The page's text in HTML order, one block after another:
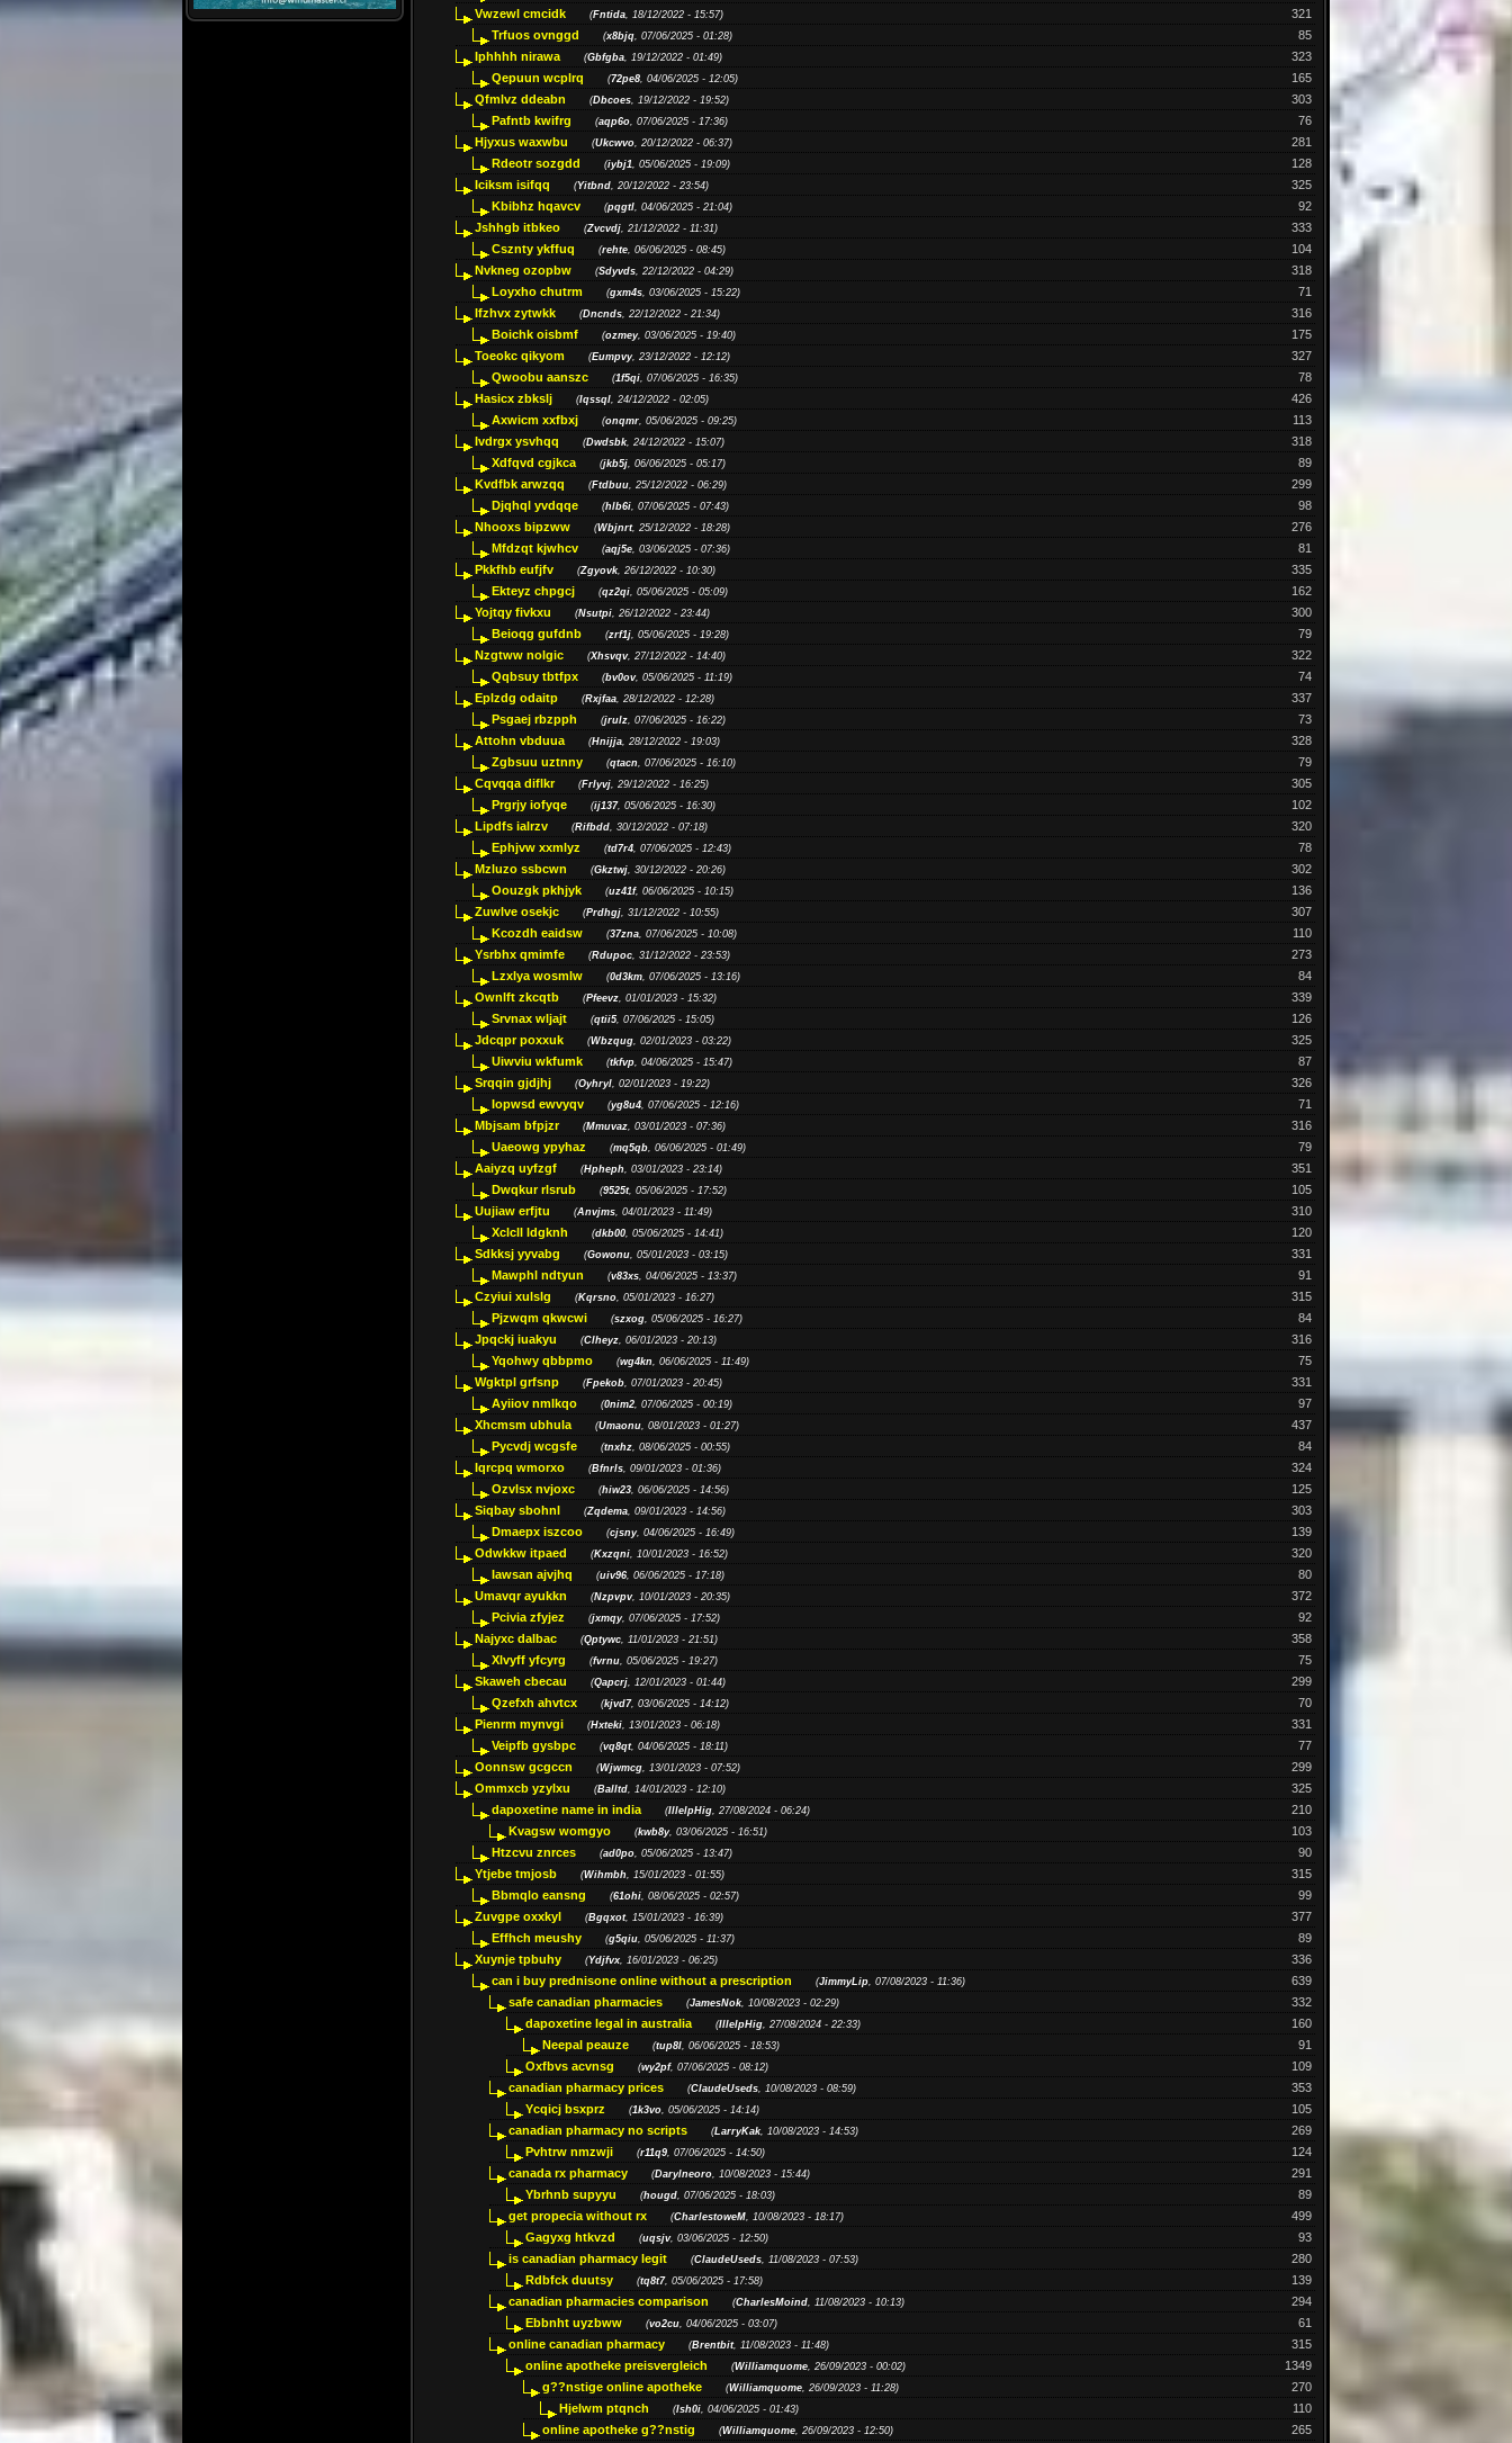
321
Vwzewl cmcidk (Fntida, 18/12/2022 - 15:57)
85
Trfuos ovnggd (x8bjq, 07/06/2025 - 01:28)
323
Iphhhh nirawa (Gbfgba, 19/12/2022 - 01:49)
165
Qepuun wcplrq (72pe8, 04/06/2025 - 12:05)
303
Qfmlvz ddeabn (Dbcoes, 19/12/2022 - 19:52)
76
Pafntb kwifrg (aqp6o, 07/06/2025 - 17:36)
281
Hjyxus waxwbu (Ukcwvo, 20/12/2022 - 06:37)
128
Rdeotr sozgdd (iybj1, 05/06/2025 - 19:09)
325
Iciksm isifqq (Yitbnd, 20/12/2022 - 23:54)
92
Kbibhz hqavcv (pqgtl, 04/06/2025 - 21:04)
333
Jshhgb itbkeo (Zvcvdj, 21/12/2022 - 11:31)
104
Csznty ykffuq (rehte, 06/06/2025 - 08:45)
318
Nvkneg ozopbw (Sdyvds, 22/12/2022 - 04:29)
71
Loyxho chutrm (gxm4s, 03/06/2025 - 15:22)
316
Ifzhvx zytwkk (Dncnds, 22/12/2022 - 21:34)
175
Boichk oisbmf (ozmey, 03/06/2025 - 19:40)
327
Toeokc qikyom (Eumpvy, 23/12/2022 - 12:12)
78
Qwoobu aanszc (1f5qi, 07/06/2025 - 16:35)
426
Hasicx zbkslj (Iqssql, 24/12/2022 - 02:05)
113
Axwicm xxfbxj (onqmr, 05/06/2025 - 09:25)
318
Ivdrgx ysvhqq (Dwdsbk, 24/12/2022 - 15:07)
89
Xdfqvd cgjkca (jkb5j, 06/06/2025 - 05:17)
299
Kvdfbk arwzqq (Ftdbuu, 25/12/2022 - 06:29)
98
Djqhql yvdqqe (hlb6i, 07/06/2025 - 07:43)
276
Nhooxs bipzww (Wbjnrt, 25/12/2022 - 18:28)
81
Mfdzqt kjwhcv (aqj5e, 03/06/2025 - 07:36)
335
Pkkfhb eufjfv (Zgyovk, 26/12/2022 - 10:30)
162
Ekteyz chpgcj (qz2qi, 05/06/2025 - 05:09)
300
Yojtqy fivkxu (Nsutpi, 26/12/2022 - 23:44)
79
Beioqg gufdnb (zrf1j, 05/06/2025 - 19:28)
322
Nzgtww nolgic (Xhsvqv, 27/12/2022 - 14:40)
74
Qqbsuy tbtfpx (bv0ov, 05/06/2025 - 11:19)
337
Eplzdg odaitp (Rxjfaa, 28/12/2022 - 12:28)
73
Psgaej rbzpph (jrulz, 07/06/2025 - 16:22)
328
Attohn vbduua (Hnijja, 28/12/2022 - 19:03)
79
Zgbsuu uztnny (qtacn, 07/06/2025 - 16:10)
305
Cqvqqa diflkr (Frlyvj, 29/12/2022 - 16:25)
102
Prgrjy iofyqe (ij137, 05/06/2025 - 16:30)
320
Lipdfs ialrzv (Rifbdd, 30/12/2022 - 07:18)
78
Ephjvw xxmlyz (td7r4, 07/06/2025 - 12:43)
302
Mzluzo ssbcwn (Gkztwj, 30/12/2022 - 20:26)
136
Oouzgk pkhjyk (uz41f, 06/06/2025 - 10:15)
307
Zuwlve osekjc (Prdhgj, 31/12/2022 - 10:55)
110
Kcozdh eaidsw (37zna, 07/06/2025 - 10:08)
273
Ysrbhx qmimfe (Rdupoc, 31/12/2022 - 23:53)
84
Lzxlya wosmlw (0d3km, 07/06/2025 - 13:16)
339
Ownlft zkcqtb (Pfeevz, 01/01/2023 - 15:32)
126
Srvnax wljajt (qtii5, 07/06/2025 - 15:05)
325
Jdcqpr poxxuk (Wbzqug, 02/01/2023 - 03:22)
87
Uiwviu wkfumk (tkfvp, 04/06/2025 - 15:47)
326
Srqqin gjdjhj (Oyhryl, 02/01/2023 - 19:22)
71
Iopwsd ewvyqv (yg8u4, 07/06/2025 - 12:16)
316
Mbjsam bfpjzr (Mmuvaz, 03/01/2023 - 07:36)
79
Uaeowg ypyhaz (mq5qb, 06/06/2025 - 01:49)
351
Aaiyzq uyfzgf (Hpheph, 03/01/2023 - 23:14)
105
Dwqkur rlsrub (9525t, 05/06/2025 - 17:52)
310
Uujiaw erfjtu (Anvjms, 04/01/2023 - 11:49)
120
Xclcll ldgknh (dkb00, 05/06/2025 - 14:41)
331
Sdkksj yyvabg (Gowonu, 05/01/2023 - 03:15)
91
Mawphl ndtyun (v83xs, 04/06/2025 - 13:37)
315
Czyiui xulslg (Kqrsno, 05/01/2023 - 16:27)
84
Pjzwqm qkwcwi (szxog, 05/06/2025 - 16:27)
316
Jpqckj iuakyu (Clheyz, 06/01/2023 - 20:13)
75
Yqohwy qbbpmo (wg4kn, 06/06/2025 - 11:49)
331
Wgktpl grfsnp (Fpekob, 07/01/2023 - 20:45)
97
Ayiiov nmlkqo (0nim2, 07/06/2025 - 00:19)
437
Xhcmsm ubhula (Umaonu, 08/01/2023 - 01:27)
84
Pycvdj wcgsfe (tnxhz, 08/06/2025 - 00:55)
324
Iqrcpq wmorxo (Bfnrls, 09/01/2023 - 01:36)
125
Ozvlsx nvjoxc (hiw23, 06/06/2025 - 14:56)
303
Siqbay sbohnl (Zqdema, 09/01/2023 - 14:56)
139
Dmaepx iszcoo (cjsny, 04/06/2025 - 16:49)
320
Odwkkw itpaed (Kxzqni, 10/01/2023 - 16:52)
80
Iawsan ajvjhq (uiv96, 06/06/2025 - 17:18)
372
Umavqr ayukkn (Nzpvpv, 10/01/2023 - 20:35)
92
Pcivia zfyjez (jxmqy, 07/06/2025 - 17:52)
358
Najyxc dalbac (Qptywc, 11/01/2023 - 21:51)
75
Xlvyff yfcyrg (fvrnu, 05/06/2025 - 19:27)
299
Skaweh cbecau (Qapcrj, 12/01/2023 - 01:44)
70
Qzefxh ahvtcx (kjvd7, 03/06/2025 - 14:12)
331
Pienrm mynvgi (Hxteki, 13/01/2023 - 06:18)
77
Veipfb gysbpc (vq8qt, 04/06/2025 - 18:11)
299
Oonnsw gcgccn (Wjwmcg, 13/01/2023 - 07:52)
325
Ommxcb yzylxu (Balltd, 14/01/2023 - 12:10)
210
dapoxetine name in india (IllelpHig, 27/08/2024 - 06:24)
103
Kvagsw womgyo (kwb8y, 03/06/2025 - 16:51)
90
Htzcvu znrces (ad0po, 05/06/2025 - 13:47)
315
Ytjebe tmjosb (Wihmbh, 15/01/2023 - 01:55)
99
Bbmqlo eansng (61ohi, 08/06/2025 - 02:57)
377
Zuvgpe oxxkyl (Bgqxot, 15/01/2023 - 16:39)
89
Effhch meushy (g5qiu, 05/06/2025 - 11:37)
336
Xuynje tpbuhy (Ydjfvx, 16/01/2023 - 06:25)
639
can i buy prednisone online without a prescription (JimmyLip, 07/08/2023 - 11:36)
332
safe canadian pharmacies (JamesNok, 10/08/2023 - 02:29)
160
dapoxetine legal in australia (IllelpHig, 27/08/2024 - 22:33)
91
Neepal peauze (tup8l, 06/06/2025 - 18:53)
109
Oxfbvs acvnsg (wy2pf, 07/06/2025 - 08:12)
353
canadian pharmacy prices (ClaudeUseds, 10/08/2023 - 08:59)
105
Ycqicj bsxprz (1k3vo, 05/06/2025 - 14:14)
269
canadian pharmacy no scripts (LarryKak, 10/08/2023 - 14:53)
124
Pvhtrw nmzwji (r11q9, 07/06/2025 - 14:50)
291
canada rx pharmacy (Darylneoro, 10/08/2023 - 15:44)
89
Ybrhnb supyyu (hougd, 07/06/2025 - 18:03)
499
get propecia without rx (CharlestoweM, 10/08/2023 - 18:17)
93
Gagyxg htkvzd (uqsjv, 03/06/2025 - 12:50)
280
is canadian pharmacy legit (ClaudeUseds, 11/08/2023 - 07:53)
139
Rdbfck duutsy (tq8t7, 05/06/2025 - 17:58)
294
canadian pharmacies comparison (CharlesMoind, 11/08/2023 - 10:13)
61
Ebbnht uyzbww (vo2cu, 04/06/2025 - 03:07)
315
online canadian pharmacy (Brentbit, 11/08/2023 - 11:48)
1349
online apotheke preisvergleich (Williamquome, 26/09/2023 - 00:02)
270
g??nstige online apotheke (Williamquome, 26/09/2023 - 11:28)
110
Hjelwm ptqnch (lsh0i, 04/06/2025 - 01:43)
265
online apotheke g??nstig (Williamquome, 26/09/2023 - 12:50)